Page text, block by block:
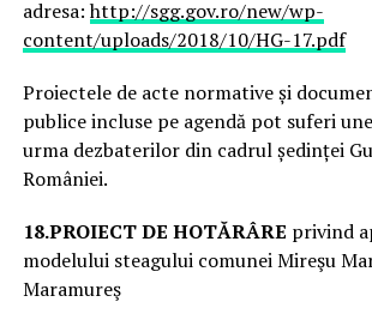
adresa:http://sgg.gov.ro/new/wp-
content/uploads/2018/10/HG-17.pdf
Proiectele de acte normative și
publice incluse pe agendă pot suferi
urma dezbaterilor din cadrul ședinței
României.
18.PROIECT DE HOTĂRÂRE privind
modelului steagului comunei Mireşu
Maramureş